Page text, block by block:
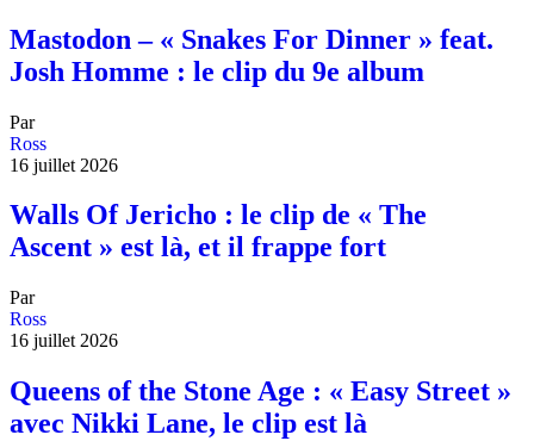
Mastodon – « Snakes For Dinner » feat.
Josh Homme : le clip du 9e album
Par
Ross
16 juillet 2026
Walls Of Jericho : le clip de « The
Ascent » est là, et il frappe fort
Par
Ross
16 juillet 2026
Queens of the Stone Age : « Easy Street »
avec Nikki Lane, le clip est là